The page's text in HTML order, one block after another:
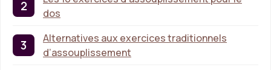
dos
Alternatives aux exercices traditionnels
d’assouplissement